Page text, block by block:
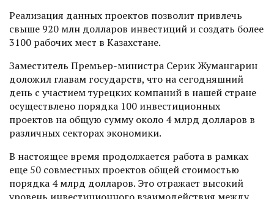
Реализация данных проектов позволит привлечь
свыше 920 млн долларов инвестиций и создать более
3100 рабочих мест в Казахстане.
Заместитель Премьер-министра Серик Жумангарин
доложил главам государств, что на сегодняшний
день с участием турецких компаний в нашей стране
осуществлено порядка 100 инвестиционных
проектов на общую сумму около 4 млрд долларов в
различных секторах экономики.
В настоящее время продолжается работа в рамках
еще 50 совместных проектов общей стоимостью
порядка 4 млрд долларов. Это отражает высокий